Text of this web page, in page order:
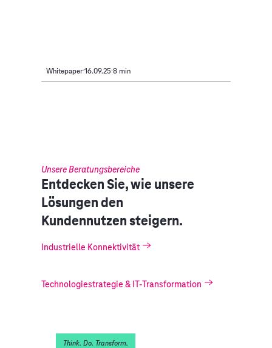
Whitepaper 16.09.25 8 min
Unsere Beratungsbereiche
Entdecken Sie, wie unsere
Lösungen den
Kundennutzen steigern.
Industrielle Konnektivität
Technologiestrategie & IT-Transformation
Think. Do. Transform.